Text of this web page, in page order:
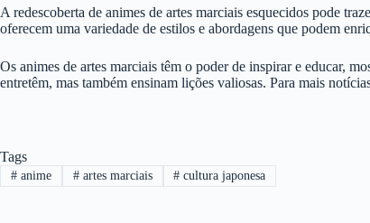
A redescoberta de animes de artes marciais esquecidos pode
oferecem uma variedade de estilos e abordagens que podem
Os animes de artes marciais têm o poder de inspirar e educar,
entretêm, mas também ensinam lições valiosas. Para mais
Tags
#anime #artes marciais # cultura japonesa